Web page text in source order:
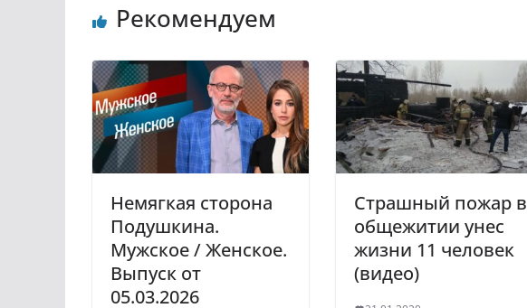
o
a
s
s
n
i
k
i
e
r
a
m
Рекомендуем
Немягкая сторона
Подушкина.
Мужское / Женское.
Выпуск от
05.03.2026
Страшный пожар в
общежитии унес
жизни 11 человек
(видео)